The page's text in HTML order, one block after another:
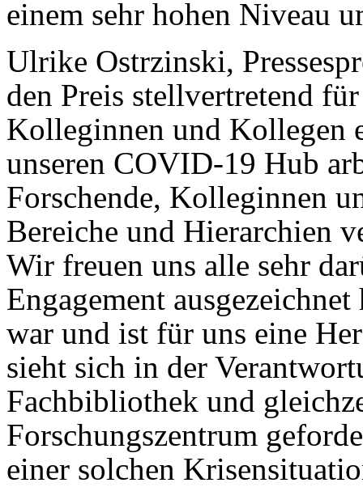
einem sehr hohen Niveau
Ulrike Ostrzinski,
den Preis stellvertretend
Kolleginnen und Kollegen
unseren COVID-19 Hub
Forschende, Kolleginnen
Bereiche und Hierarchien
Wir freuen uns alle sehr
Engagement
war und ist für uns eine
sieht sich in der
Fachbibliothek und
Forschungszentrum
einer solchen